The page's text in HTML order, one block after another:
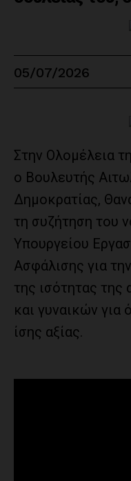
05/07/2026
Στην Ολομέλεια
ο Βουλευτής
Δημοκρατίας,
τη συζήτηση του
Υπουργείου
Ασφάλισης για
της ισότητας
και γυναικών για
ίσης αξίας.